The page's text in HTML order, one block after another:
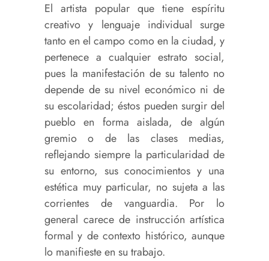
El artista popular que tiene espíritu
creativo y lenguaje individual surge
tanto en el campo como en la ciudad, y
pertenece a cualquier estrato social,
pues la manifestación de su talento no
depende de su nivel económico ni de
su escolaridad; éstos pueden surgir del
pueblo en forma aislada, de algún
gremio o de las clases medias,
reflejando siempre la particularidad de
su entorno, sus conocimientos y una
estética muy particular, no sujeta a las
corrientes de vanguardia. Por lo
general carece de instrucción artística
formal y de contexto histórico, aunque
lo manifieste en su trabajo.